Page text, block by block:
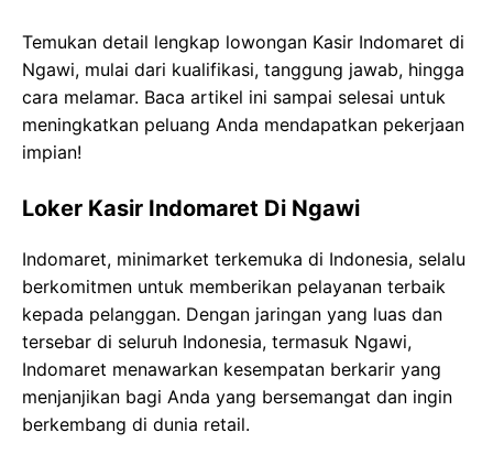
Temukan detail lengkap lowongan Kasir Indomaret di
Ngawi, mulai dari kualifikasi, tanggung jawab, hingga
cara melamar. Baca artikel ini sampai selesai untuk
meningkatkan peluang Anda mendapatkan pekerjaan
impian!
Loker Kasir Indomaret Di Ngawi
Indomaret, minimarket terkemuka di Indonesia, selalu
berkomitmen untuk memberikan pelayanan terbaik
kepada pelanggan. Dengan jaringan yang luas dan
tersebar di seluruh Indonesia, termasuk Ngawi,
Indomaret menawarkan kesempatan berkarir yang
menjanjikan bagi Anda yang bersemangat dan ingin
berkembang di dunia retail.